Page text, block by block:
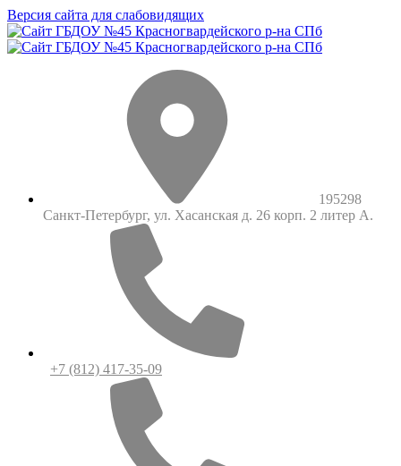
Версия сайта для слабовидящих
195298
Санкт-Петербург, ул. Хасанская д. 26 корп. 2 литер А.
+7 (812) 417-35-09